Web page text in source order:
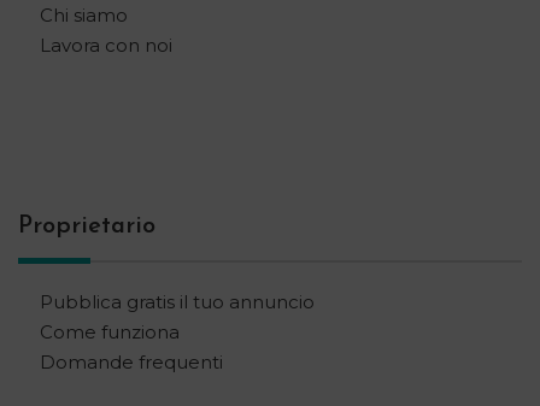
Chi siamo
Lavora con noi
Proprietario
Pubblica gratis il tuo annuncio
Come funziona
Domande frequenti